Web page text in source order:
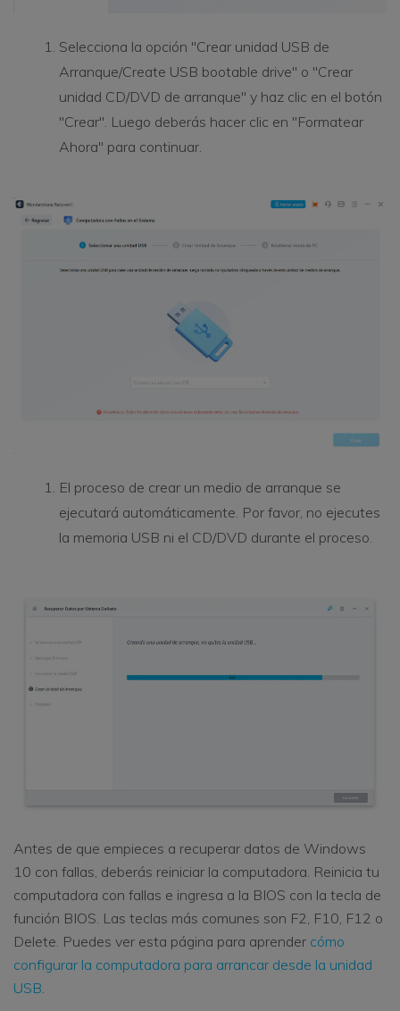
Selecciona la opción "Crear unidad USB de
Arranque/Create USB bootable drive" o "Crear
unidad CD/DVD de arranque" y haz clic en el botón
"Crear". Luego deberás hacer clic en "Formatear
Ahora" para continuar.
El proceso de crear un medio de arranque se
ejecutará automáticamente. Por favor, no ejecutes
la memoria USB ni el CD/DVD durante el proceso.
Antes de que empieces a recuperar datos de Windows
10 con fallas, deberás reiniciar la computadora. Reinicia tu
computadora con fallas e ingresa a la BIOS con la tecla de
función BIOS. Las teclas más comunes son F2, F10, F12 o
Delete. Puedes ver esta página para aprender cómo
configurar la computadora para arrancar desde la unidad
USB